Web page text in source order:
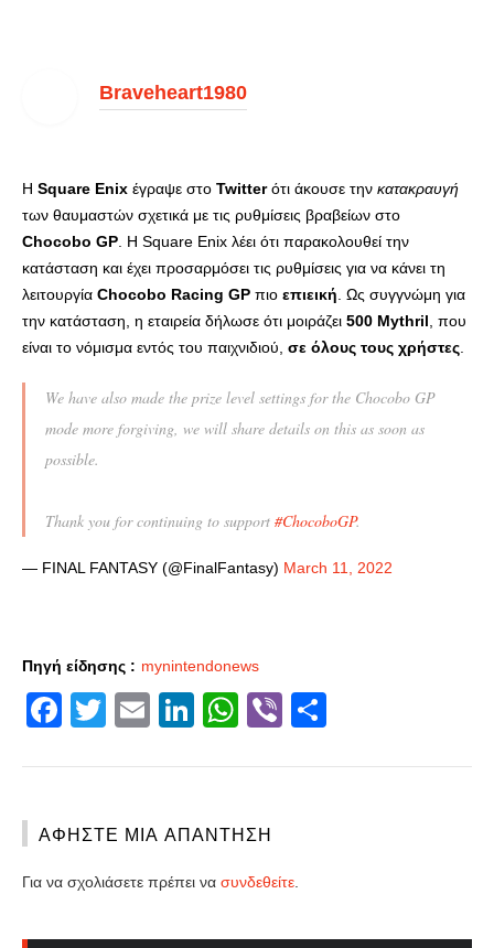
Braveheart1980
Η Square Enix έγραψε στο Twitterότι άκουσε την κατακραυγή
των θαυμαστών σχετικά με τις ρυθμίσεις βραβείων στο
Chocobo GP . Η Square Enix λέει ότι παρακολουθεί την
κατάσταση και έχει προσαρμόσει τις ρυθμίσεις για να κάνει τη
λειτουργία Chocobo Racing GP πιο επιεική . Ως συγγνώμη για
την κατάσταση, η εταιρεία δήλωσε ότι μοιράζει 500 Mythril , που
είναι το νόμισμα εντός του παιχνιδιού, σε όλους τους χρήστες
We have also made the prize level settings for the Chocobo GP
mode more forgiving, we will share details on this as soon as
possible.
Thank you for continuing to support #ChocoboGP.
— FINAL FANTASY (@FinalFantasy) March 11, 2022
Πηγή είδησης : mynintendonews
Facebook
Twitter
EmailLinkedIn
WhatsApp
Viber
ΑΦΉΣΤΕ ΜΙΑ ΑΠΆΝΤΗΣΗ
Για να σχολιάσετε πρέπει να συνδεθείτε